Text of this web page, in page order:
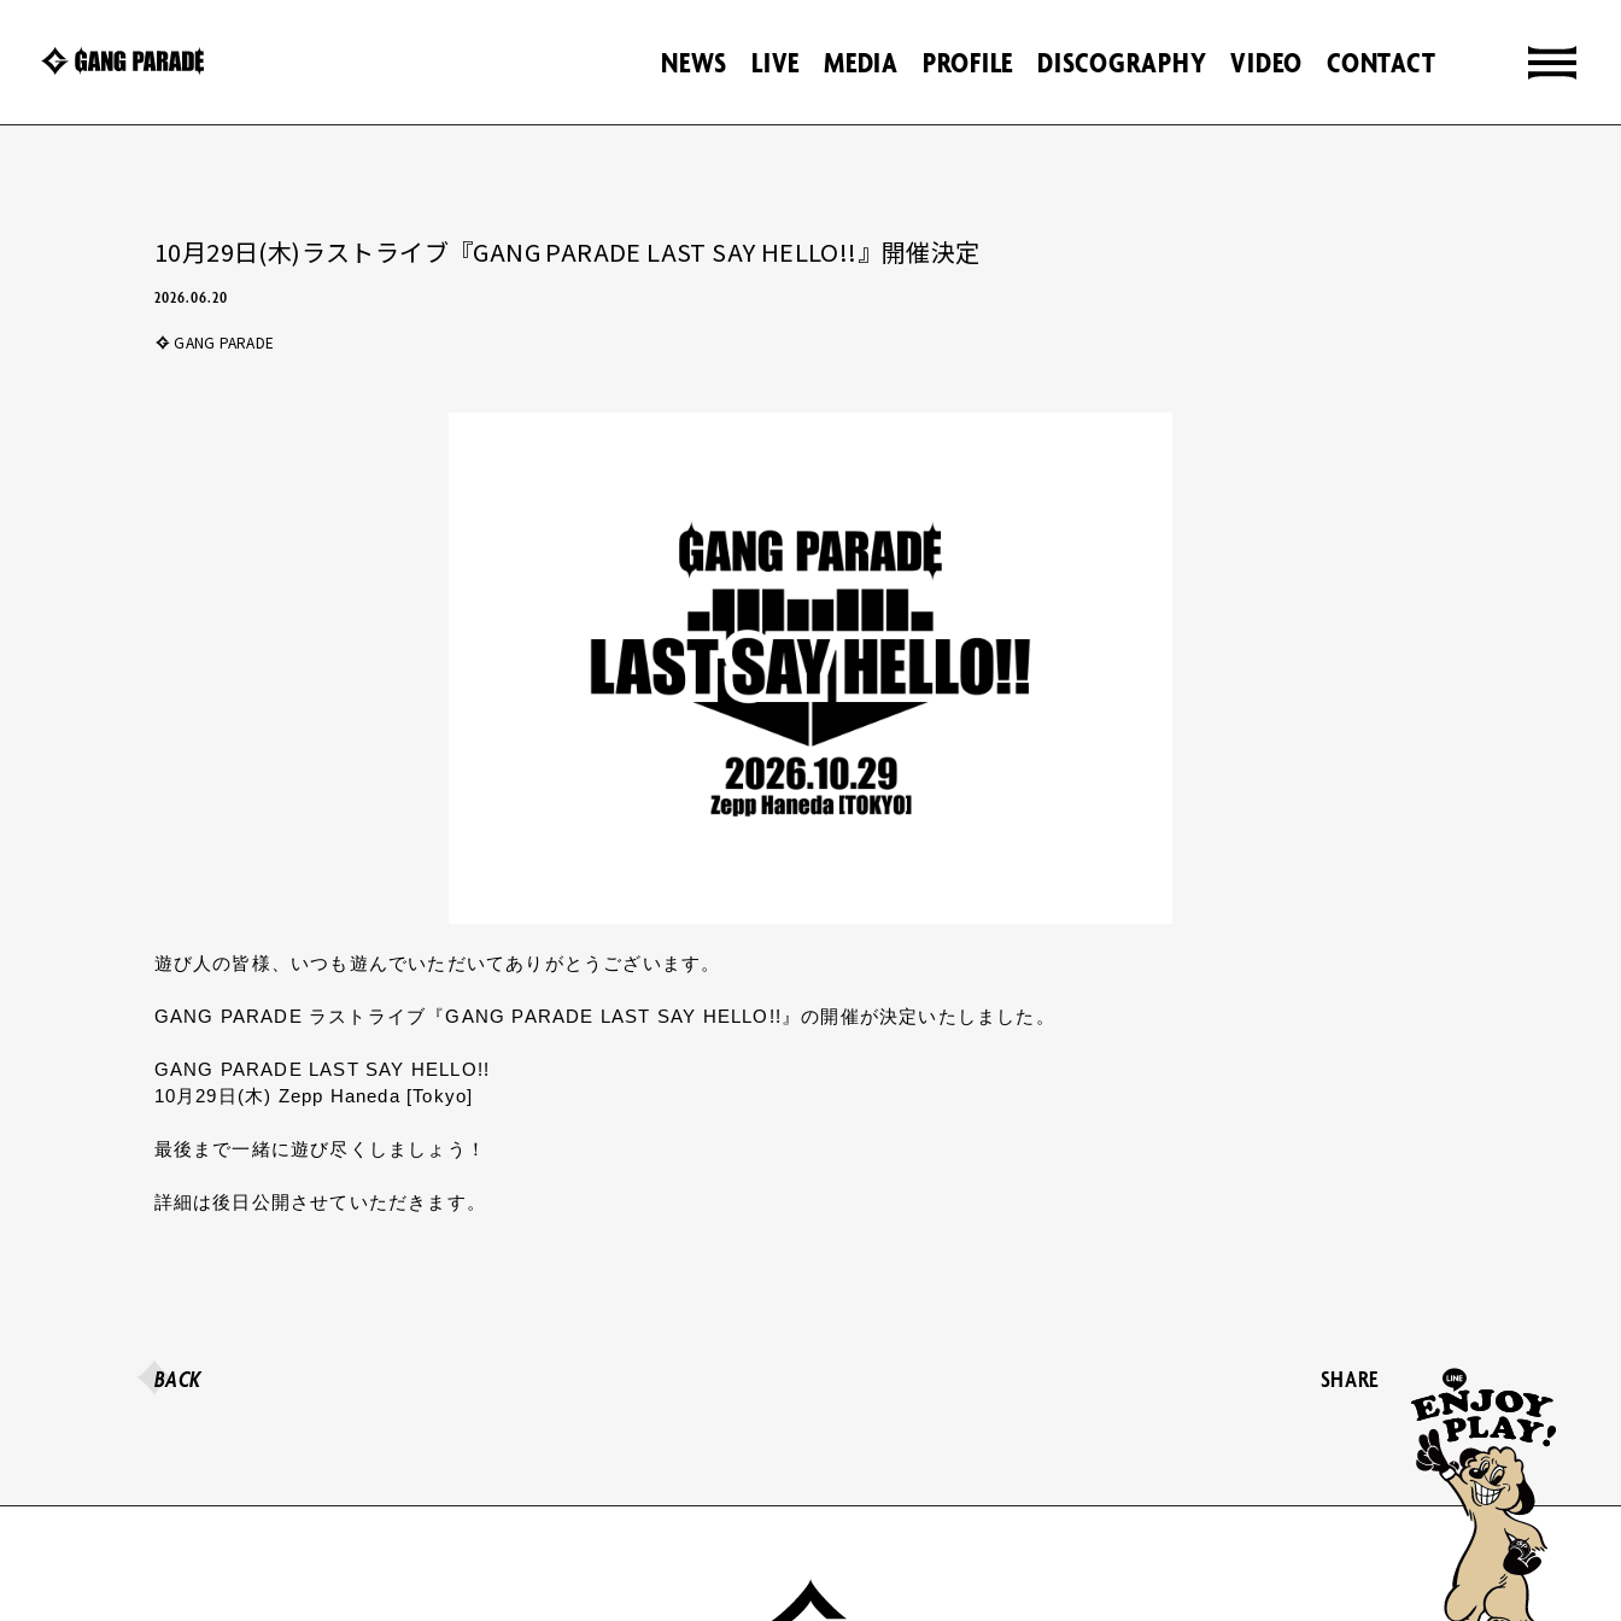
NEWS LIVE MEDIA PROFILE DISCOGRAPHY VIDEO CONTACT
10月29日(木)ラストライブ『GANG PARADE LAST SAY HELLO!!』開催決定
2026.06.20
GANG PARADE
遊び人の皆様、いつも遊んでいただいてありがとうございます。
GANG PARADE ラストライブ『GANG PARADE LAST SAY HELLO!!』の開催が決定いたしました。
GANG PARADE LAST SAY HELLO!!
10月29日(木) Zepp Haneda [Tokyo]
最後まで一緒に遊び尽くしましょう！
詳細は後日公開させていただきます。
SHARE
BACK